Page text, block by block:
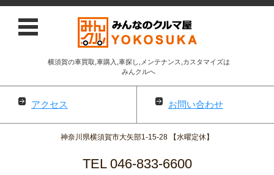
横須賀の車買取,車購入,車探し,メンテナンス,カスタマイズは
みんクルへ
アクセス お問い合わせ
神奈川県横須賀市大矢部1-15-28 【水曜定休】
TEL 046-833-6600